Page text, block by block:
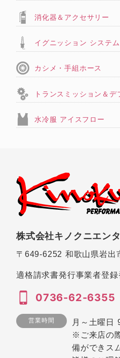
消化器＆アクセサリー
イグニッション システム
カシメ・手組ホース
トランスミッション＆デ
水冷服 アイスフロー
株式会社キノクニエン
〒649-6252 和歌山県岩出
適格請求書発行事業者登
0736-62-6355
営業時間
月～土曜日
※ご来店の
備ができス